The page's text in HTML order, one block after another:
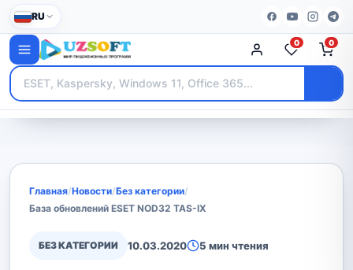
RU
0 0
Главная/Новости/Без категории/
База обновлений ESET NOD32 TAS-IX
БЕЗ КАТЕГОРИИ 10.03.2020 5 мин чтения